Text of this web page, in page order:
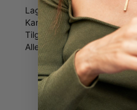
Laget av Sterlingsølv
Kan tilpasses med opptil 1
Tilgjengelig i 3 justerbare
Alle bokstaver er store.